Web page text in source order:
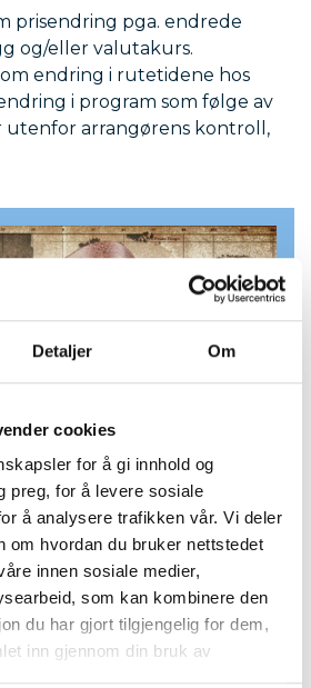
Detaljer Om
cookies
for å gi innhold og
preg, for å levere sosiale
å analysere trafikken vår. Vi deler
om hvordan du bruker nettstedet
innen sosiale medier,
som kan kombinere den
du har gjort tilgjengelig for dem,
inn gjennom din bruk av
prisendring pga. endrede
og/eller valutakurs.
endring i rutetidene hos
i program som følge av
utenfor arrangørens kontroll,
Fredrikstad blir med på hele
vil være behjelpelig med
for våre gjester hele tiden.